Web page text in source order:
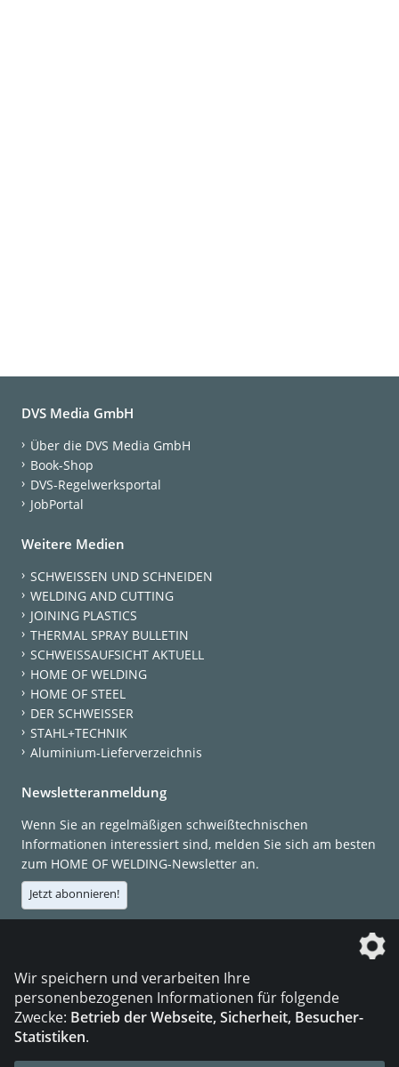
DVS Media GmbH
Über die DVS Media GmbH
Book-Shop
DVS-Regelwerksportal
JobPortal
Weitere Medien
SCHWEISSEN UND SCHNEIDEN
WELDING AND CUTTING
JOINING PLASTICS
THERMAL SPRAY BULLETIN
SCHWEISSAUFSICHT AKTUELL
HOME OF WELDING
HOME OF STEEL
DER SCHWEISSER
STAHL+TECHNIK
Aluminium-Lieferverzeichnis
Newsletteranmeldung
Wenn Sie an regelmäßigen schweißtechnischen
Informationen interessiert sind, melden Sie sich am besten
zum HOME OF WELDING-Newsletter an.
Jetzt abonnieren!
Die DVS Media GmbH ist ein Unternehmen der
Wir speichern und verarbeiten Ihre
personenbezogenen Informationen für folgende
Zwecke: Betrieb der Webseite, Sicherheit, Besucher-
Statistiken.